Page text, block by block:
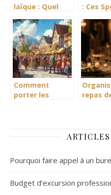
laïque : Quel
pour symboliser
votre union ?
: Ces
Marque
Comment
porter les
repas
Pourquoi faire appel à un
Budget d’excursion